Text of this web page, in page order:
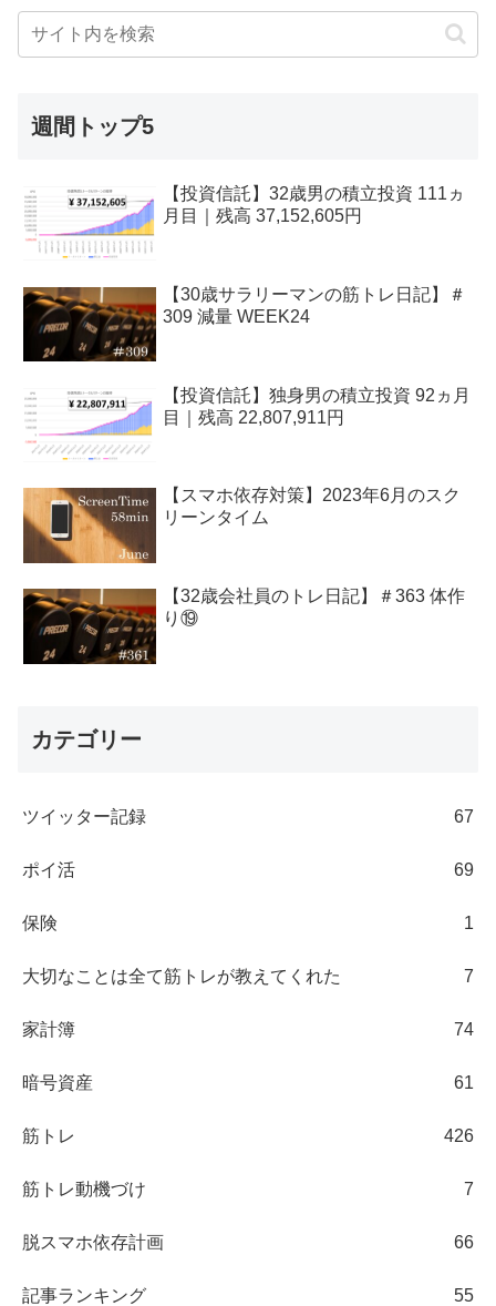
週間トップ5
【投資信託】32歳男の積立投資 111ヵ
月目｜残高 37,152,605円
【30歳サラリーマンの筋トレ日記】＃
309 減量 WEEK24
【投資信託】独身男の積立投資 92ヵ月
目｜残高 22,807,911円
【スマホ依存対策】2023年6月のスク
リーンタイム
【32歳会社員のトレ日記】＃363 体作
り⑲
カテゴリー
ツイッター記録 67
ポイ活 69
保険 1
大切なことは全て筋トレが教えてくれた 7
家計簿 74
暗号資産 61
筋トレ 426
筋トレ動機づけ 7
脱スマホ依存計画 66
記事ランキング 55